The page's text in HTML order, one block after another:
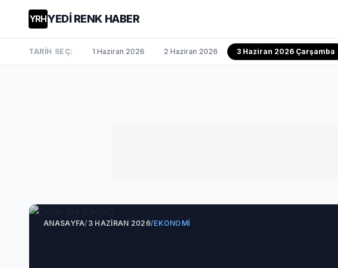
YRHYEDİ RENK HABER
TARİH SEÇ: 1 Haziran 2026 2 Haziran 2026 3 Haziran 2026 Çarşamba
ANASAYFA/3 HAZIRAN 2026/EKONOMI